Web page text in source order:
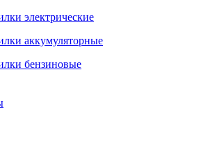
электрические
аккумуляторные
бензиновые